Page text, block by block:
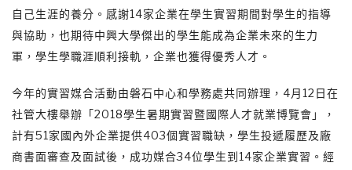
自己生涯的養分。感謝14家企業在學生實習期間對學生的指導
與協助，也期待中興大學傑出的學生能成為企業未來的生力
軍，學生學職涯順利接軌，企業也獲得優秀人才。
今年的實習媒合活動由磐石中心和學務處共同辦理，4月12日在
社管大樓舉辦「2018學生暑期實習暨國際人才就業博覽會」，
計有51家國內外企業提供403個實習職缺，學生投遞履歷及廠
商書面審查及面試後，成功媒合34位學生到14家企業實習。經